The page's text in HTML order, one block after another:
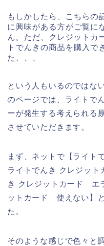
もしかしたら、こちらの
に興味がある方がご覧に
ん。ただ、クレジットカ
トでんきの商品を購入で
た、、、
という人もいるのではな
のページでは、ライトで
ーが発生する考えられる
させていただきます。
まず、ネットで【ライト
ライトでんき クレジッ
き クレジットカード エ
ットカード 使えない】
た。
そのような感じで色々と